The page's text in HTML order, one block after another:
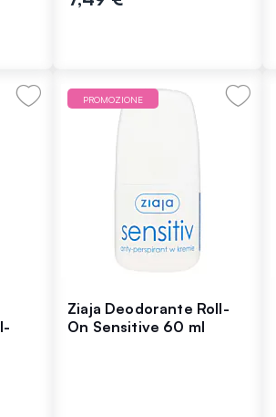
PROMOZIONE
Ziaja Deodorante Roll-
On Sensitive 60 ml